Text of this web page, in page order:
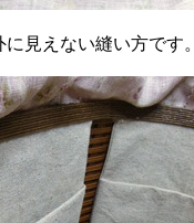
に見えない縫い方です